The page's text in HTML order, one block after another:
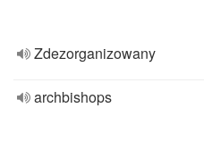
Zdezorganizowany
archbishops